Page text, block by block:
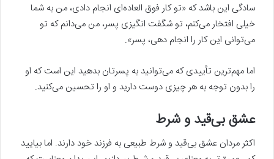
سادگی این باشد که «تو کار فوق العاده‌ای انجام دادی، من به شما
خیلی افتخار می‌کنم، تو شگفت انگیزی پسر، من می‌دانم که تو
می‌توانی این کار را انجام دهی، پسر».
اما مهم‌ترین تأییدی که می‌توانید به پسرتان بدهید این است که او
را بدون توجه به هر چیزی دوست دارید و او را تحسین می‌کنید.
عشق بی‌قید و شرط
اکثر مردان عشق بی‌قید و شرط طبیعی به فرزند خود دارند. اما بیایید